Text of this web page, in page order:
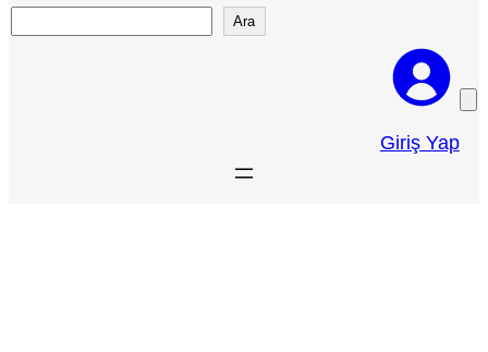
Ara
Giriş Yap